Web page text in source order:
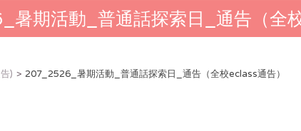
期活動_普通話探索日_通告（全校
) 207_2526_暑期活動_普通話探索日_通告（全校eclass通告）